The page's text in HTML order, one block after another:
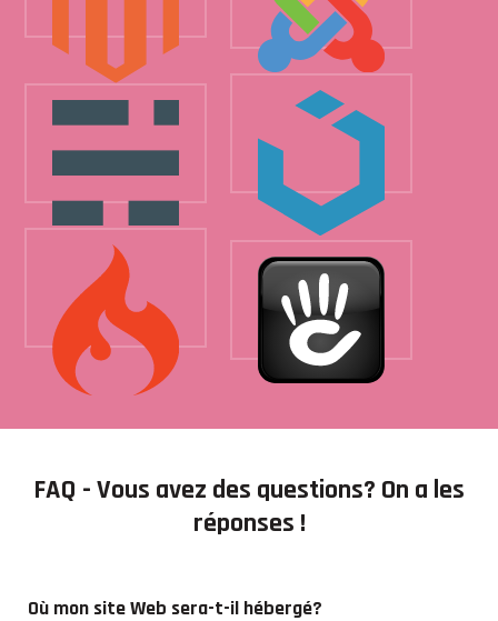
FAQ - Vous avez des questions? On a les
réponses !
Où mon site Web sera-t-il hébergé?